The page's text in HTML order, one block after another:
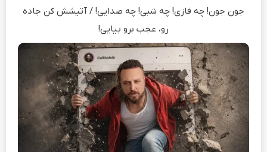
جون جون! چه فازی! چه شبی! چه صدایی! / آتیشش کن جاده
رو، عجب برو بیایی!